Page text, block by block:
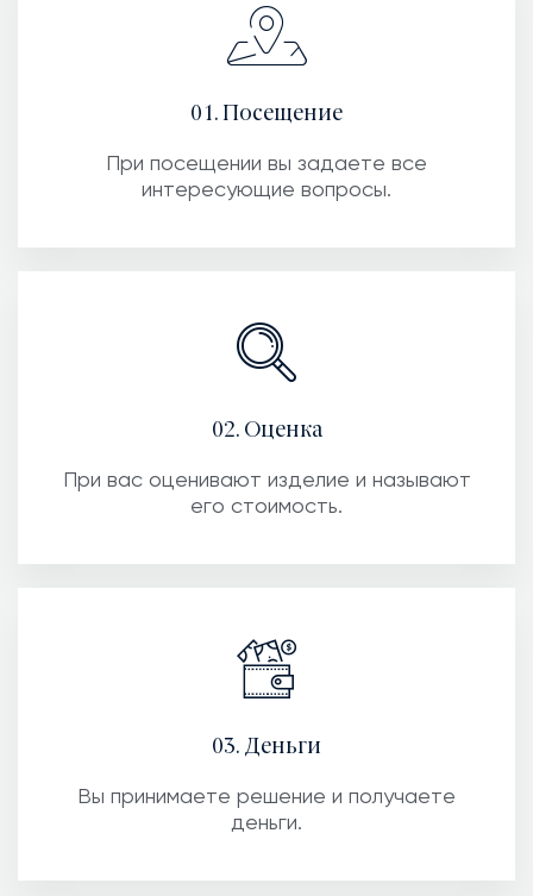
01. Посещение
При посещении вы задаете все
интересующие вопросы.
02. Оценка
При вас оценивают изделие и называют
его стоимость.
03. Деньги
Вы принимаете решение и получаете
деньги.